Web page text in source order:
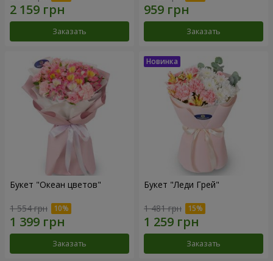
Заказать Заказать
Букет "Океан цветов"
1 554 грн
Заказать
Букет "Леди Грей"
1 481 грн
Заказать